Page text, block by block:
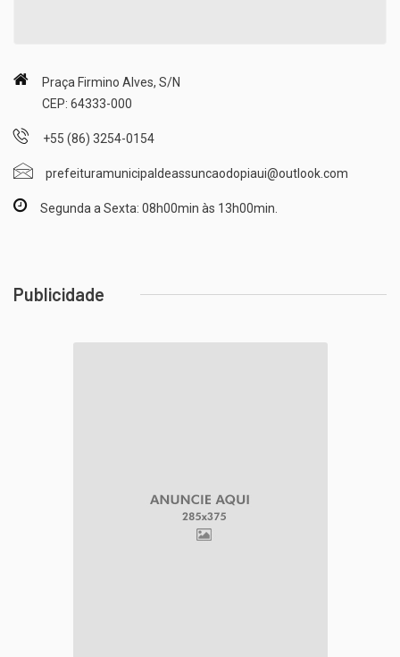
Praça Firmino Alves, S/N
CEP: 64333-000
+55 (86) 3254-0154
prefeituramunicipaldeassuncaodopiaui@outlook.com
Segunda a Sexta: 08h00min às 13h00min.
Publicidade